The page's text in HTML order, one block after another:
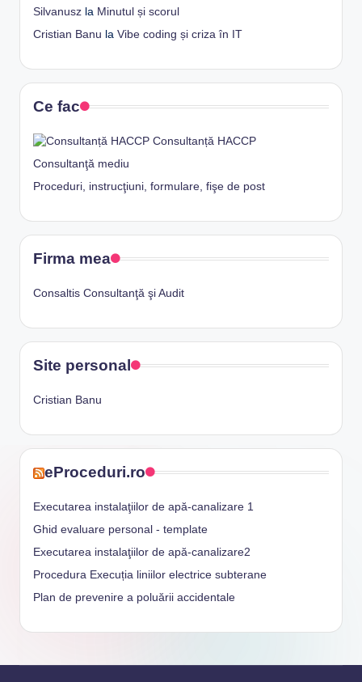
Silvanusz la Minutul și scorul
Cristian Banu la Vibe coding și criza în IT
Ce fac
Consultanță HACCP
Consultanţă mediu
Proceduri, instrucţiuni, formulare, fişe de post
Firma mea
Consaltis Consultanţă şi Audit
Site personal
Cristian Banu
eProceduri.ro
Executarea instalaţiilor de apă-canalizare 1
Ghid evaluare personal - template
Executarea instalaţiilor de apă-canalizare2
Procedura Execuția liniilor electrice subterane
Plan de prevenire a poluării accidentale